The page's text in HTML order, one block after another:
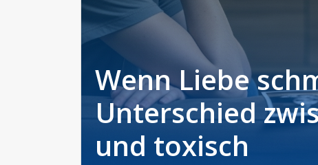
Wenn Liebe
Unterschied
und toxisch